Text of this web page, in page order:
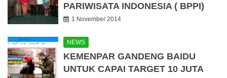
PARIWISATA INDONESIA ( BPPI)
1 November 2014
NEWS
KEMENPAR GANDENG BAIDU
UNTUK CAPAI TARGET 10 JUTA